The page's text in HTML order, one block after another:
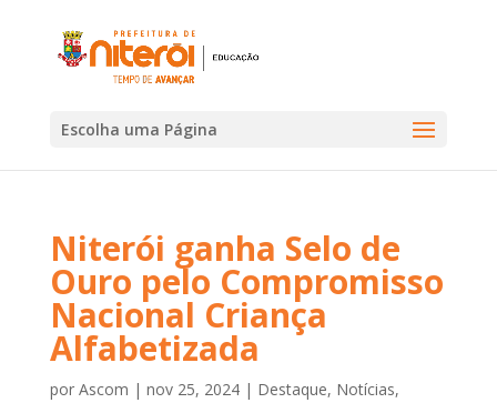
Escolha uma Página
Niterói ganha Selo de
Ouro pelo Compromisso
Nacional Criança
Alfabetizada
por Ascom | nov 25, 2024| Destaque, Notícias,